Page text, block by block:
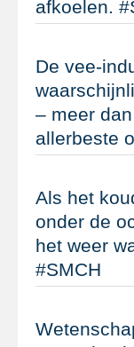
afkoelen.
De vee-
– meer
allerbeste
Als het
onder de
het weer
#SMCH